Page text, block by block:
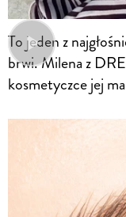
To jeden z
brwi. Milena z
kosmetyczce jej